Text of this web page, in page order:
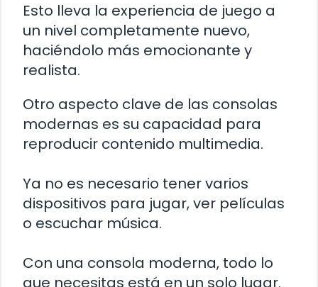
Esto lleva la experiencia de juego a
un nivel completamente nuevo,
haciéndolo más emocionante y
realista.
Otro aspecto clave de las consolas
modernas es su capacidad para
reproducir contenido multimedia.
Ya no es necesario tener varios
dispositivos para jugar, ver películas
o escuchar música.
Con una consola moderna, todo lo
que necesitas está en un solo lugar.